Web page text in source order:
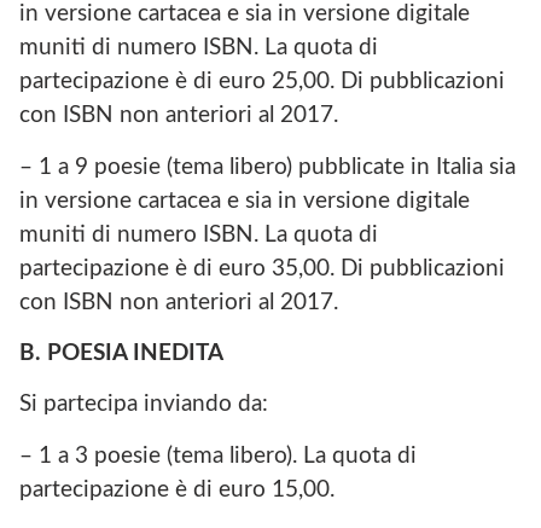
in versione cartacea e sia in versione digitale
muniti di numero ISBN. La quota di
partecipazione è di euro 25,00. Di pubblicazioni
con ISBN non anteriori al 2017.
– 1 a 9 poesie (tema libero) pubblicate in Italia sia
in versione cartacea e sia in versione digitale
muniti di numero ISBN. La quota di
partecipazione è di euro 35,00. Di pubblicazioni
con ISBN non anteriori al 2017.
B. POESIA INEDITA
Si partecipa inviando da:
– 1 a 3 poesie (tema libero). La quota di
partecipazione è di euro 15,00.